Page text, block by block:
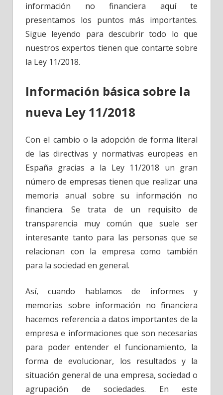
información no financiera aquí te
presentamos los puntos más importantes.
Sigue leyendo para descubrir todo lo que
nuestros expertos tienen que contarte sobre
la Ley 11/2018.
Información básica sobre la
nueva Ley 11/2018
Con el cambio o la adopción de forma literal
de las directivas y normativas europeas en
España gracias a la Ley 11/2018 un gran
número de empresas tienen que realizar una
memoria anual sobre su información no
financiera. Se trata de un requisito de
transparencia muy común que suele ser
interesante tanto para las personas que se
relacionan con la empresa como también
para la sociedad en general.
Así, cuando hablamos de informes y
memorias sobre información no financiera
hacemos referencia a datos importantes de la
empresa e informaciones que son necesarias
para poder entender el funcionamiento, la
forma de evolucionar, los resultados y la
situación general de una empresa, sociedad o
agrupación de sociedades. En este